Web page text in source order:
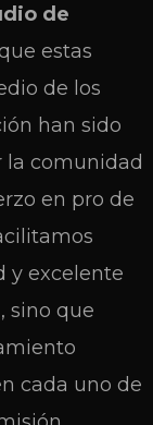
de
estas
de los
han sido
la comunidad
en pro de
y excelente
sino que
cada uno de